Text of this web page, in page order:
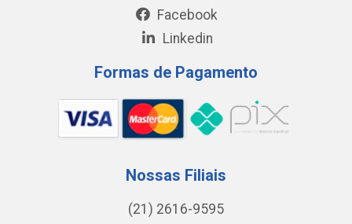
Facebook
Linkedin
Formas de Pagamento
Nossas Filiais
(21) 2616-9595